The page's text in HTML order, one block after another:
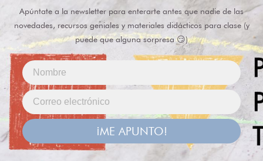
Apúntate a la newsletter para enterarte antes que nadie de las
novedades, recursos geniales y materiales didácticos para clase (y
puede que alguna sorpresa 😏)
¡ME APUNTO!